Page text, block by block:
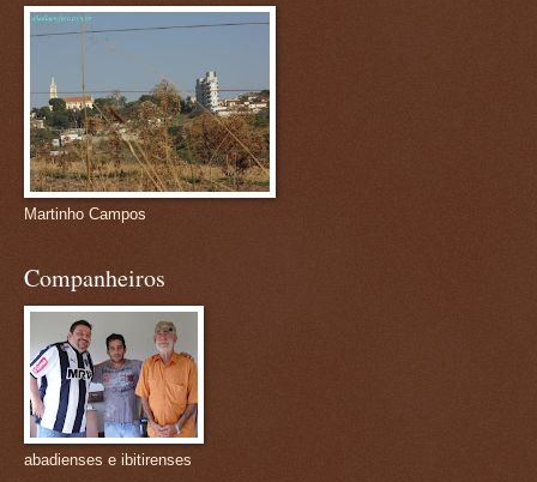
Martinho Campos
Companheiros
abadienses e ibitirenses